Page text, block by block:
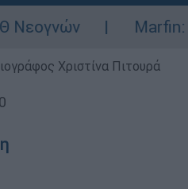
Marfin: «Δεν έχω
Χριστίνα Πιτουρά